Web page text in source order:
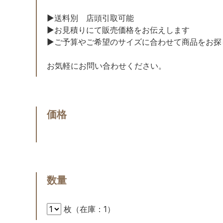
▶︎送料別 店頭引取可能
▶︎お見積りにて販売価格をお伝えします
▶︎ご予算やご希望のサイズに合わせて商品をお
お気軽にお問い合わせください。
価格
数量
枚（在庫：1）